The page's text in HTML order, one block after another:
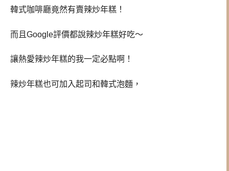
韓式咖啡廳竟然有賣辣炒年糕！
而且Google評價都說辣炒年糕好吃～
讓熱愛辣炒年糕的我一定必點啊！
辣炒年糕也可加入起司和韓式泡麵，